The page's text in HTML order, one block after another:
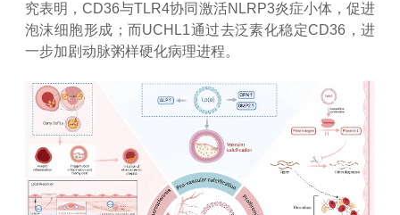
究表明，CD36与TLR4协同激活NLRP3炎症小体，促进
泡沫细胞形成；而UCHL1通过去泛素化稳定CD36，进
一步加剧动脉粥样硬化病理进程。